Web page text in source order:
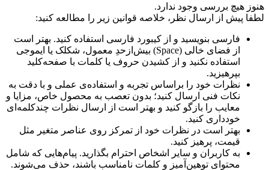
هنوز هیچ بررسی وجود ندارد.
لطفا پیش از ارسال نظر، خلاصه قوانین زیر را مطالعه کنید:
فارسی بنویسید و از کیبورد فارسی استفاده کنید. بهتر است
از فضای خالی (Space) بیش‌از‌حدِ معمول، شکلک یا ایموجی
استفاده نکنید و از کشیدن حروف یا کلمات با صفحه‌کلید
بپرهیزید.
نظرات خود را براساس تجربه و استفاده‌ی عملی و با دقت به
نکات فنی ارسال کنید؛ بدون تعصب به محصول خاص، مزایا و
معایب را بازگو کنید و بهتر است از ارسال نظرات چندکلمه‌‌ای
خودداری کنید.
بهتر است در نظرات خود از تمرکز روی عناصر متغیر مثل
قیمت، پرهیز کنید.
به کاربران و سایر اشخاص احترام بگذارید. پیام‌هایی که شامل
محتوای توهین‌آمیز و کلمات نامناسب باشند، حذف می‌شوند.